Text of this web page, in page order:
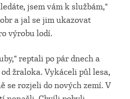
jsem vám k službám,“
a jal se jim ukazovat
výrobu lodí.
reptali po pár dnech a
žraloka. Vykáceli půl lesa,
se rozjeli do nových zemí. V